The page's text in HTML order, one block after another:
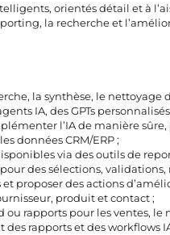
orientés détail et à
la recherche et
la synthèse, le
IA, des GPTs
l’IA de manière
données CRM/ERP ;
via des outils de
des sélections,
proposer des actions
produit et contact ;
ou rapports pour les ventes,
rapports et des workflows